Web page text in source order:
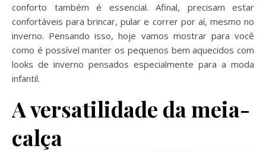
conforto também é essencial. Afinal, precisam estar
confortáveis para brincar, pular e correr por aí, mesmo no
inverno. Pensando isso, hoje vamos mostrar para você
como é possível manter os pequenos bem aquecidos com
looks de inverno pensados especialmente para a moda
infantil.
A versatilidade da meia-
calça